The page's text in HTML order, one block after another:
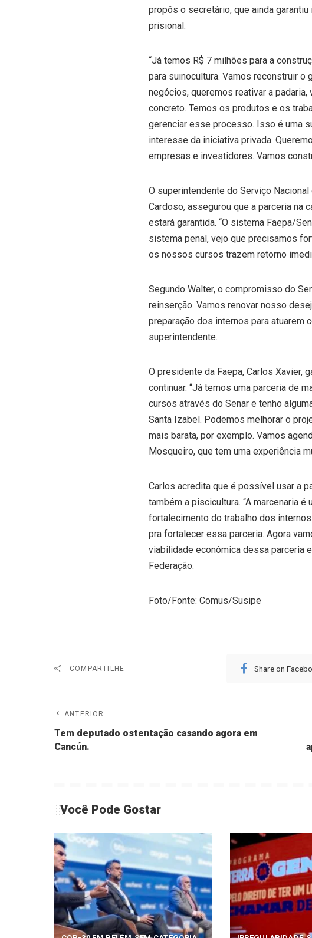
propôs o secretário, que ainda
prisional.
“Já temos R$ 7 milhões para a
para suinocultura. Vamos reconstruir o
negócios, queremos reativar a
concreto. Temos os produtos e os
gerenciar esse processo. Isso é uma
interesse da iniciativa privada.
empresas e investidores. Vamos
O superintendente do Serviço
Cardoso, assegurou que a parceria na
estará garantida. “O sistema Faepa/
sistema penal, vejo que precisamos
os nossos cursos trazem retorno
Segundo Walter, o compromisso do
reinserção. Vamos renovar nosso
preparação dos internos para atuarem
superintendente.
O presidente da Faepa, Carlos Xavier,
continuar. “Já temos uma parceria de
cursos através do Senar e tenho
Santa Izabel. Podemos melhorar o
mais barata, por exemplo. Vamos
Mosqueiro, que tem uma experiência
Carlos acredita que é possível usar a
também a piscicultura. “A marcenaria
fortalecimento do trabalho dos
pra fortalecer essa parceria. Agora
viabilidade econômica dessa parceria
Federação.
Foto/Fonte: Comus/Susipe
COMPARTILHE Share on
ANTERIOR
Tem deputado ostentação casando agora em
Cancún.
Você Pode Gostar